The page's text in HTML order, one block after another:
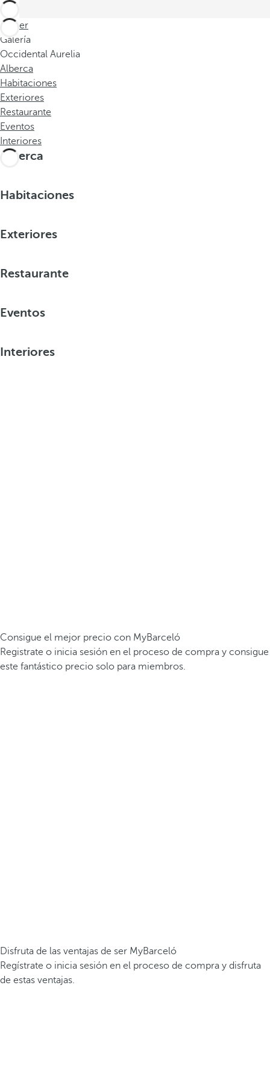
Volver
Galería
Occidental Aurelia
Alberca
Habitaciones
Exteriores
Restaurante
Eventos
Interiores
Alberca
Habitaciones
Exteriores
Restaurante
Eventos
Interiores
Consigue el mejor precio con MyBarceló
Registrate o inicia sesión en el proceso de compra y consigue
este fantástico precio solo para miembros.
Disfruta de las ventajas de ser MyBarceló
Regístrate o inicia sesión en el proceso de compra y disfruta
de estas ventajas.